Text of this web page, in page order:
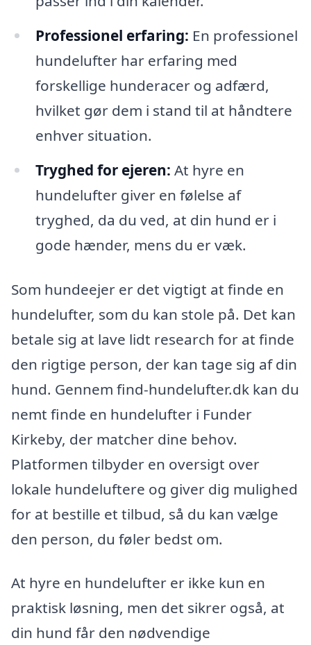
Professionel erfaring: En professionel
hundelufter har erfaring med
forskellige hunderacer og adfærd,
hvilket gør dem i stand til at håndtere
enhver situation.
Tryghed for ejeren: At hyre en
hundelufter giver en følelse af
tryghed, da du ved, at din hund er i
gode hænder, mens du er væk.
Som hundeejer er det vigtigt at finde en
hundelufter, som du kan stole på. Det kan
betale sig at lave lidt research for at finde
den rigtige person, der kan tage sig af din
hund. Gennem find-hundelufter.dk kan du
nemt finde en hundelufter i Funder
Kirkeby, der matcher dine behov.
Platformen tilbyder en oversigt over
lokale hundeluftere og giver dig mulighed
for at bestille et tilbud, så du kan vælge
den person, du føler bedst om.
At hyre en hundelufter er ikke kun en
praktisk løsning, men det sikrer også, at
din hund får den nødvendige